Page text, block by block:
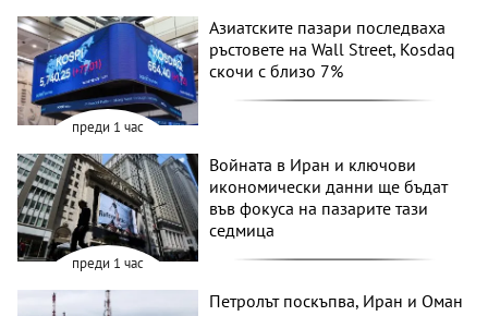
преди 1 час
Азиатските пазари последваха
ръстовете на Wall Street, Kosdaq
скочи с близо 7%
преди 1 час
Войната в Иран и ключови
икономически данни ще бъдат
във фокуса на пазарите тази
седмица
Петролът поскъпва, Иран и Оман